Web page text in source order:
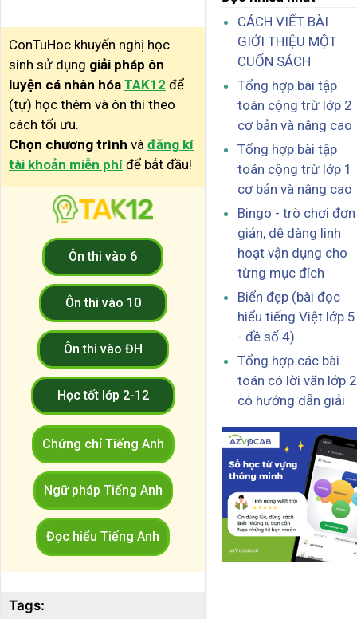
ConTuHoc khuyến nghị học
sinh sử dụng giải pháp ôn
luyện cá nhân hóa TAK12 để
(tự) học thêm và ôn thi theo
cách tối ưu.
Chọn chương trình và đăng kí
tài khoản miễn phí để bắt đầu!
Ôn thi vào 6
Ôn thi vào 10
Ôn thi vào ĐH
Học tốt lớp 2-12
Chứng chỉ Tiếng Anh
Ngữ pháp Tiếng Anh
Đọc hiểu Tiếng Anh
Tags:
CÁCH VIẾT BÀI
GIỚI THIỆU MỘT
CUỐN SÁCH
Tổng hợp bài tập
toán cộng trừ lớp 2
cơ bản và nâng cao
Tổng hợp bài tập
toán cộng trừ lớp 1
cơ bản và nâng cao
Bingo - trò chơi đơn
giản, dễ dàng linh
hoạt vận dụng cho
từng mục đích
Biển đẹp (bài đọc
hiểu tiếng Việt lớp 5
- đề số 4)
Tổng hợp các bài
toán có lời văn lớp 2
có hướng dẫn giải